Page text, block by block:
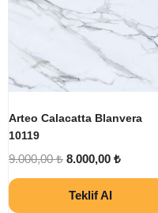
Arteo Calacatta Blanvera
10119
9.000,00₺ 8.000,00 ₺
Teklif Al